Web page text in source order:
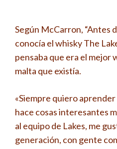
Según McCarron, “Antes
conocía el whisky The
pensaba que era el mejor
malta que existía.
«Siempre quiero aprender
hace cosas interesantes
al equipo de Lakes, me
generación, con gente